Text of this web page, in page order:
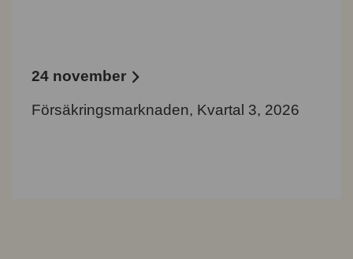
24 november
Försäkringsmarknaden, Kvartal 3, 2026